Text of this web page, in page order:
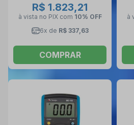
R$ 1.823,21
à vista no PIX com 10% OFF
6x de R$ 337,63
COMPRAR
à